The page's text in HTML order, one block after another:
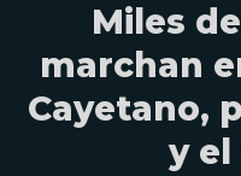
Miles
marchan
Cayetano,
y